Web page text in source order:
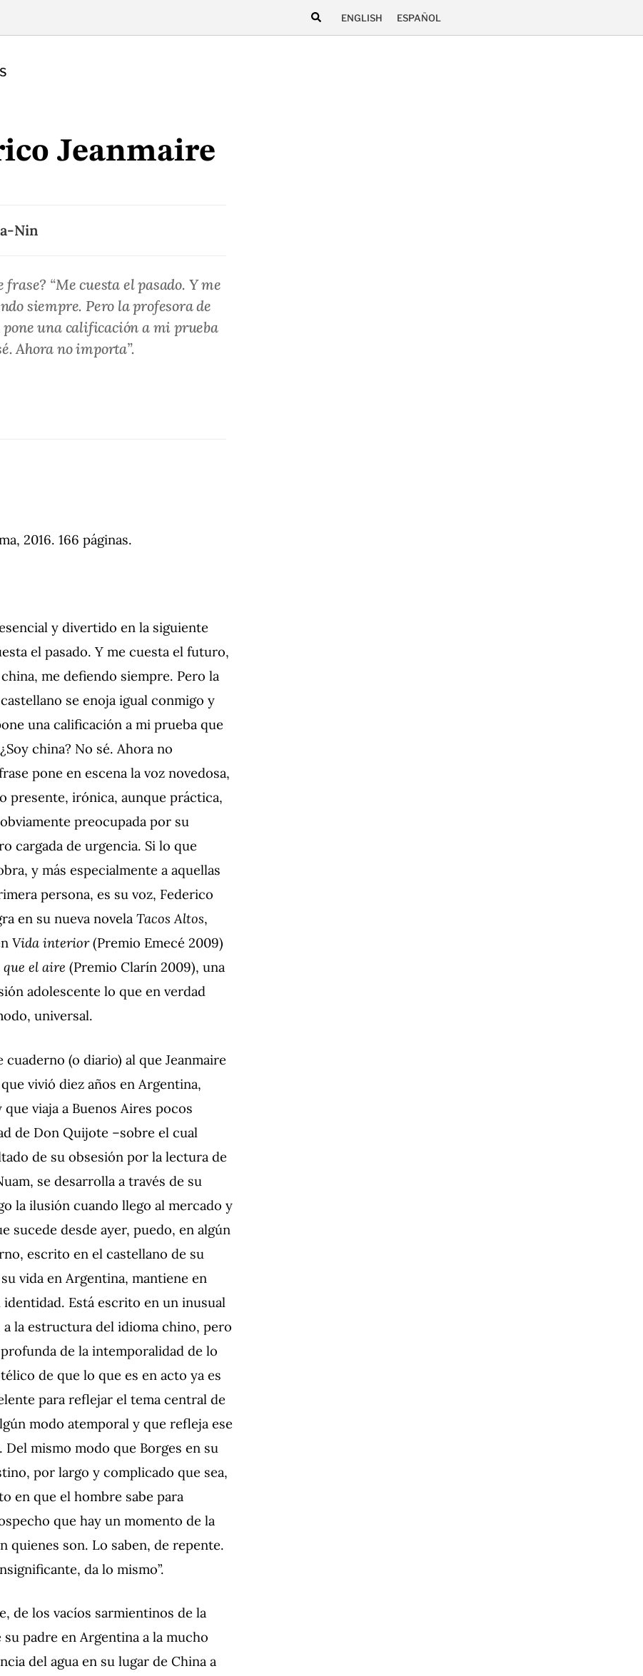
ENGLISH ESPAÑOL
Jeanmaire
Nin
“Me cuesta el pasado. Y me
siempre. Pero la profesora de
pone una calificación a mi prueba
Ahora no importa”.
2016. 166 páginas.
y divertido en la siguiente
el pasado. Y me cuesta el futuro,
me defiendo siempre. Pero la
se enoja igual conmigo y
una calificación a mi prueba que
china? No sé. Ahora no
pone en escena la voz novedosa,
presente, irónica, aunque práctica,
preocupada por su
cargada de urgencia. Si lo que
y más especialmente a aquellas
persona, es su voz, Federico
en su nueva novela Tacos Altos,
Vida interior(Premio Emecé 2009)
el aire (Premio Clarín 2009), una
adolescente lo que en verdad
universal.
(o diario) al que Jeanmaire
vivió diez años en Argentina,
viaja a Buenos Aires pocos
de Don Quijote –sobre el cual
de su obsesión por la lectura de
se desarrolla a través de su
la ilusión cuando llego al mercado y
sucede desde ayer, puedo, en algún
escrito en el castellano de su
vida en Argentina, mantiene en
Está escrito en un inusual
la estructura del idioma chino, pero
de la intemporalidad de lo
de que lo que es en acto ya es
para reflejar el tema central de
modo atemporal y que refleja ese
mismo modo que Borges en su
por largo y complicado que sea,
en que el hombre sabe para
que hay un momento de la
quienes son. Lo saben, de repente.
da lo mismo”.
de los vacíos sarmientinos de la
padre en Argentina a la mucho
del agua en su lugar de China a